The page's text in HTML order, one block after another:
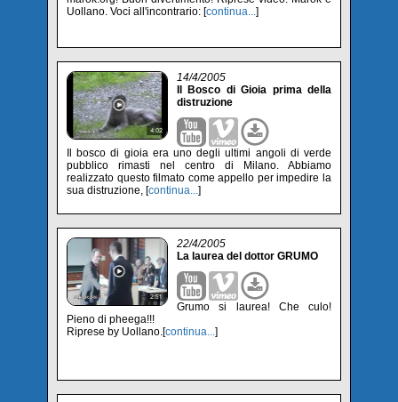
Uollano. Voci all'incontrario: [continua...]
14/4/2005
Il Bosco di Gioia prima della
distruzione
Il bosco di gioia era uno degli ultimi angoli di verde
pubblico rimasti nel centro di Milano. Abbiamo
realizzato questo filmato come appello per impedire la
sua distruzione, [continua...]
22/4/2005
La laurea del dottor GRUMO
Grumo si laurea! Che culo!
Pieno di pheega!!!
Riprese by Uollano.[continua...]